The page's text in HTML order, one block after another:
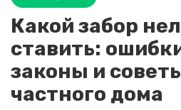
Какой забор
ставить:
законы и
частного дома